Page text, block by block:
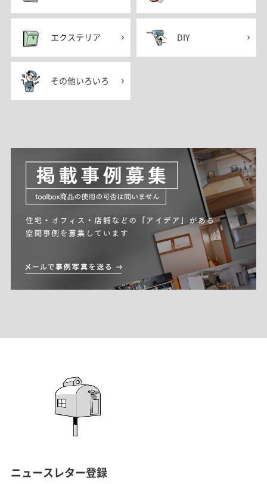
エクステリア DIY
その他いろいろ